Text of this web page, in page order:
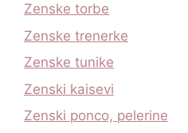
Zenske torbe
Zenske trenerke
Zenske tunike
Zenski kaisevi
Zenski ponco, pelerine